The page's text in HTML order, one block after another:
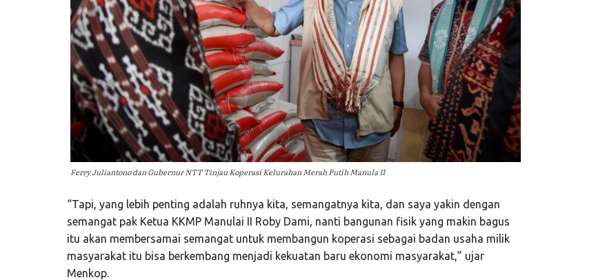
Ferry Juliantono dan Gubernur NTT Tinjau Koperasi Kelurahan Merah Putih Manula II
“Tapi, yang lebih penting adalah ruhnya kita, semangatnya kita, dan saya yakin dengan
semangat pak Ketua KKMP Manulai II Roby Dami, nanti bangunan fisik yang makin bagus
itu akan membersamai semangat untuk membangun koperasi sebagai badan usaha milik
masyarakat itu bisa berkembang menjadi kekuatan baru ekonomi masyarakat,” ujar
Menkop.